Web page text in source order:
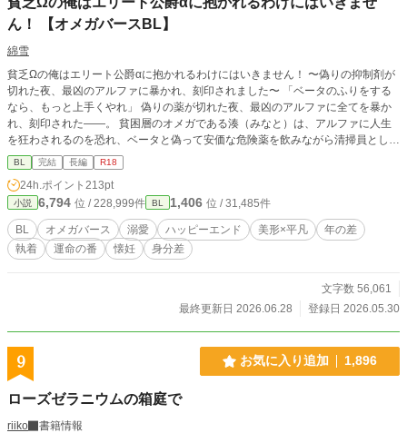
ん！ 【オメガバースBL】
綿雪
貧乏Ωの俺はエリート公爵αに抱かれるわけにはいきません！ 〜偽りの抑制剤が
切れた夜、最凶のアルファに暴かれ、刻印されました〜 「ベータのふりをする
なら、もっと上手くやれ」 偽りの薬が切れた夜、最凶のアルファに全てを暴か
れ、刻印された――。 貧困層のオメガである湊（みなと）は、アルファに人生
を狂わされるのを恐れ、ベータと偽って安価な危険薬を飲みながら清掃員として
働いていた。 しかし、立ち入り禁止の最上階オフィスで、冷酷な実業家公爵・
レオンの放つ圧倒的なフェロモンを浴びたことで、湊の身体に異変が起きる。
「変な匂いがするな……安物の薬の向こう側に、もっと甘い匂いが隠れている」
鋭く正体を疑われ、逃げ場のない執務室で詰め寄られる屈辱と、身体の芯から湧
き上がる見たこともない熱。 そして翌日、ついに強烈な発情期（ヒート）が湊
を襲い――。 どこまでも冷徹だったはずの公爵が、運命の番（つがい）を見つ
けた瞬間に見せる、狂気じみた独占欲と過保護。 ――逃げられない。俺の身体
あり、男性の妊娠・出産等の描写があります。苦手な方はご注意ください。
BL 完結 長編 R18
24h.ポイント 213pt
小説 6,794 位 / 228,999件 BL 1,406 位 / 31,485件
BL オメガバース 溺愛 ハッピーエンド 美形×平凡
年の差
執着
運命の番 懐妊 身分差
文字数 56,061
最終更新日 2026.06.28
登録日 2026.05.30
9 お気に入り追加 1,896
ローズゼラニウムの箱庭で
riiko
書籍情報